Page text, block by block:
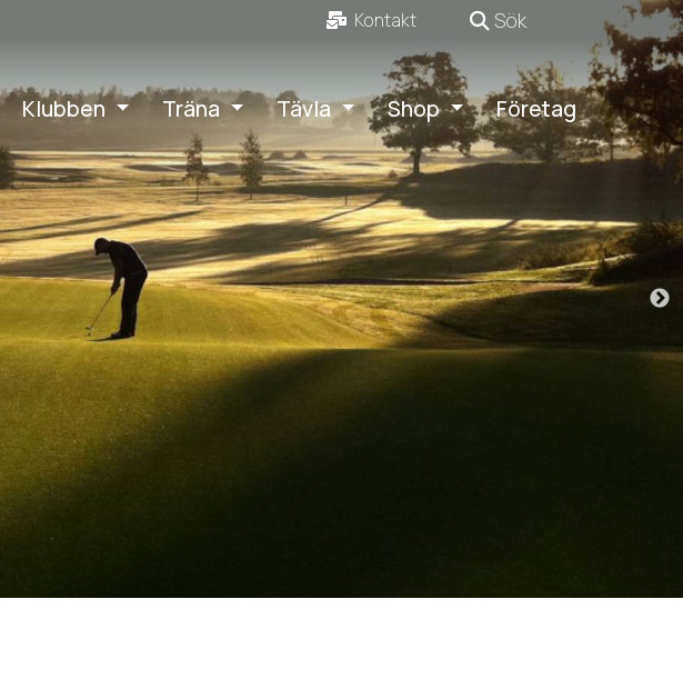
Kontakt Sök
Klubben Träna Tävla Shop Företag